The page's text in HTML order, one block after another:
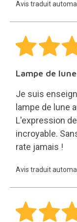
Avis traduit
Lampe de lune
Je suis
lampe de lune
L'expression
incroyable.
rate jamais !
Avis traduit